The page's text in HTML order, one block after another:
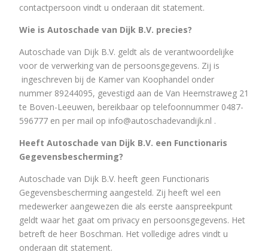
contactpersoon vindt u onderaan dit statement.
Wie is Autoschade van Dijk B.V. precies?
Autoschade van Dijk B.V. geldt als de verantwoordelijke
voor de verwerking van de persoonsgegevens. Zij is
ingeschreven bij de Kamer van Koophandel onder
nummer 89244095, gevestigd aan de Van Heemstraweg 21
te Boven-Leeuwen, bereikbaar op telefoonnummer 0487-
596777 en per mail op info@autoschadevandijk.nl .
Heeft Autoschade van Dijk B.V. een Functionaris
Gegevensbescherming?
Autoschade van Dijk B.V. heeft geen Functionaris
Gegevensbescherming aangesteld. Zij heeft wel een
medewerker aangewezen die als eerste aanspreekpunt
geldt waar het gaat om privacy en persoonsgegevens. Het
betreft de heer Boschman. Het volledige adres vindt u
onderaan dit statement.